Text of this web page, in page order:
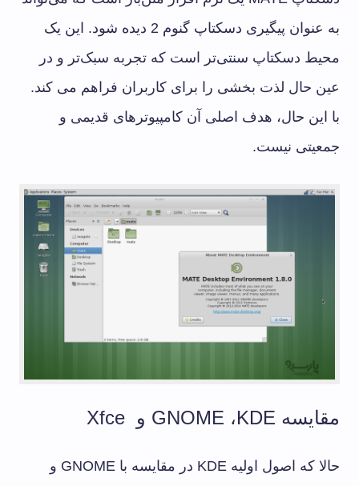
به عنوان پیگیری دسکتاپ گنوم 2 دیده شود. این یک
محیط دسکتاپ سنتی‌تر است که تجربه سبک‌تر و در
عین حال لذت بخشی را برای کاربران فراهم می کند.
با این حال، هدف اصلی آن کامپیوترهای قدیمی و
جمعیتی نیست.
مقایسه GNOME ،KDE و Xfce
حالا که اصول اولیه KDE در مقایسه با GNOME و